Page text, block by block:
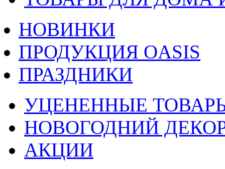
НОВИНКИ
ПРОДУКЦИЯ OASIS
ПРАЗДНИКИ
УЦЕНЕННЫЕ
НОВОГОДНИЙ
АКЦИИ